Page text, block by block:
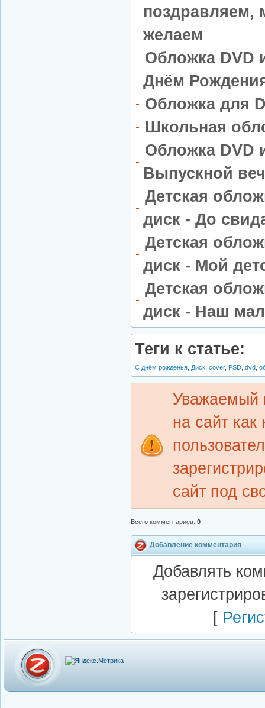
поздравляем,
желаем
Обложка DVD
Днём
Обложка для
Школьная
Обложка DVD
Выпускной
Детская
диск - До
Детская
диск - Мой
Детская
диск - Наш
Теги к статье:
С днём рожденья Диск cover, PSD dvd
Уважаемый
на сайт как
сайт под
Всего комментариев: 0
Добавление комментария
Добавлять
[